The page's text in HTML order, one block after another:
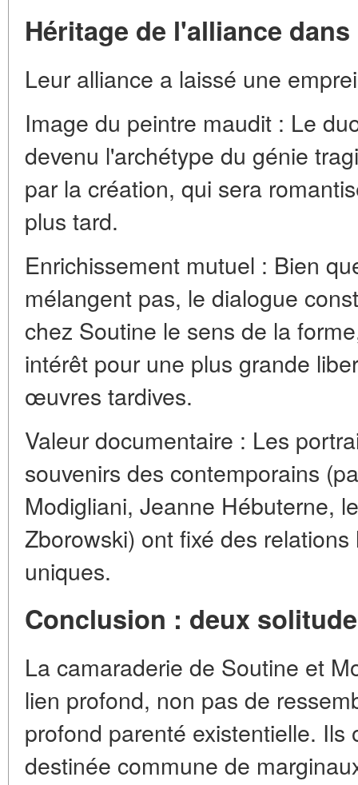
Héritage de l'alliance
Leur alliance a laissé une
Image du peintre maudit : Le
devenu l'archétype du génie
par la création, qui sera
plus tard.
Enrichissement mutuel : Bien
mélangent pas, le dialogue
chez Soutine le sens de la
intérêt pour une plus grande
œuvres tardives.
Valeur documentaire : Les
souvenirs des contemporains
Modigliani, Jeanne Hébuterne,
Zborowski) ont fixé des
uniques.
Conclusion : deux solitude
La camaraderie de Soutine et
lien profond, non pas de
profond parenté existentielle. Ils
destinée commune de